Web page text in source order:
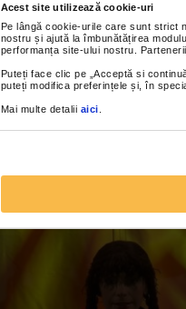
Acest site utilizează cookie-uri
Pe lângă cookie-urile care sunt strict
nostru și ajută la îmbunătățirea
performanța site-ului nostru.
Puteți face clic pe „Acceptă si
puteți modifica preferințele și, în
Mai multe detalii aici